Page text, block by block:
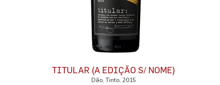
TITULAR (A EDIÇÃO S/ NOME)
Dão, Tinto, 2015